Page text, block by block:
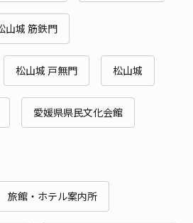
山城 筋鉄門
松山城 戸無門 松山城
愛媛県県民文化会館
旅館・ホテル案内所